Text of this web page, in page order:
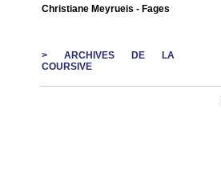
Christiane Meyrueis - Fages
> ARCHIVES DE LA
COURSIVE